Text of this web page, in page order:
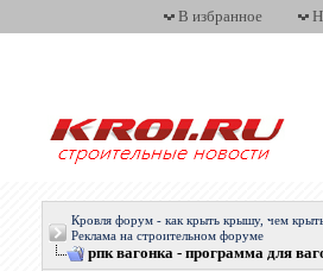
В избранное
Кровля форум - как крыть крышу, чем
Реклама на строительном форуме
рпк вагонка - программа для